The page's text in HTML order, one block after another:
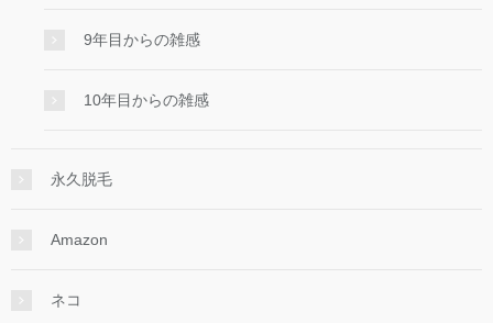
9年目からの雑感
10年目からの雑感
永久脱毛
Amazon
ネコ